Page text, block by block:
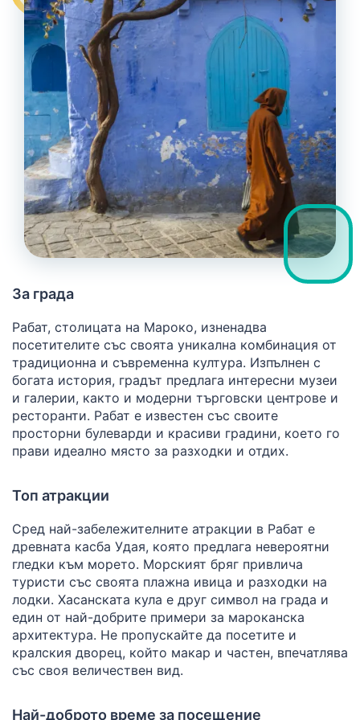
За града
Рабат, столицата на Мароко, изненадва
посетителите със своята уникална комбинация от
традиционна и съвременна култура. Изпълнен с
богата история, градът предлага интересни музеи
и галерии, както и модерни търговски центрове и
ресторанти. Рабат е известен със своите
просторни булеварди и красиви градини, което го
прави идеално място за разходки и отдих.
Топ атракции
Сред най-забележителните атракции в Рабат е
древната касба Удая, която предлага невероятни
гледки към морето. Морският бряг привлича
туристи със своята плажна ивица и разходки на
лодки. Хасанската кула е друг символ на града и
един от най-добрите примери за мароканска
архитектура. Не пропускайте да посетите и
кралския дворец, който макар и частен, впечатлява
със своя величествен вид.
Най-доброто време за посещение